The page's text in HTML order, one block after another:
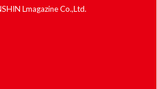
Lmagazine Co.,Ltd.